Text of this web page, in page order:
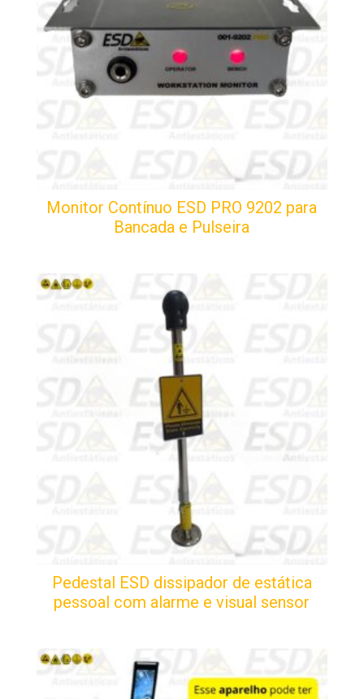
Monitor Contínuo ESD PRO 9202 para
Bancada e Pulseira
Pedestal ESD dissipador de estática
pessoal com alarme e visual sensor